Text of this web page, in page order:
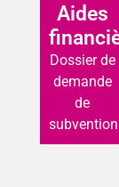
Aides
Dossier de
demande
de
subvention